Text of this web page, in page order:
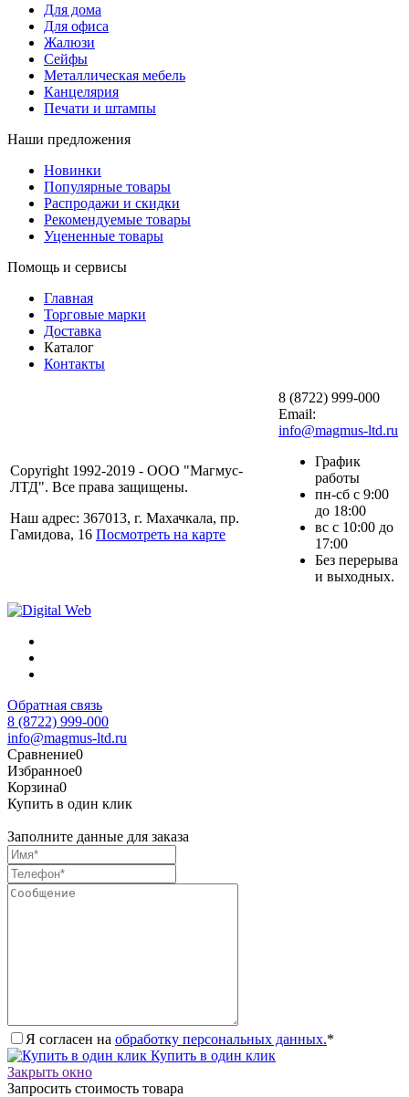
Для дома
Для офиса
Жалюзи
Сейфы
Металлическая мебель
Канцелярия
Печати и штампы
Наши предложения
Новинки
Популярные товары
Распродажи и скидки
Рекомендуемые товары
Уцененные товары
Помощь и сервисы
Главная
Торговые марки
Доставка
Каталог
Контакты
Copyright 1992-2019 - ООО "Магмус-
ЛТД". Все права защищены.
Наш адрес: 367013, г. Махачкала, пр.
Гамидова, 16 Посмотреть на карте
8 (8722) 999-000
Email:
info@magmus-ltd.ru
График
работы
пн-сб с 9:00
до 18:00
вс с 10:00 до
17:00
Без перерыва
и выходных.
Обратная связь
8 (8722) 999-000
info@magmus-ltd.ru
Сравнение0
Избранное0
Корзина0
Купить в один клик
Заполните данные для заказа
Я согласен на обработку персональных данных.*
Купить в один клик
Закрыть окно
Запросить стоимость товара